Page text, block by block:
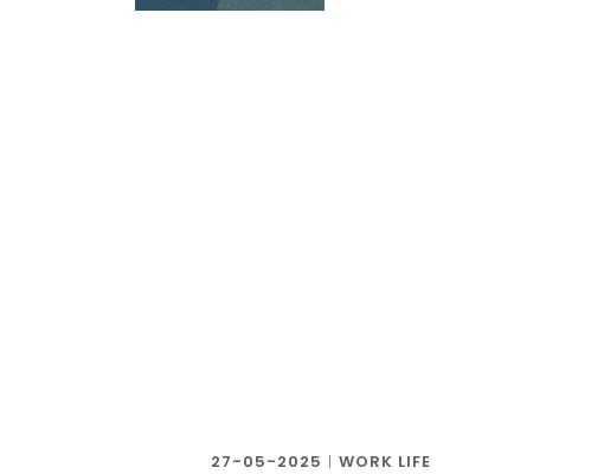
27-05-2025 | WORK LIFE